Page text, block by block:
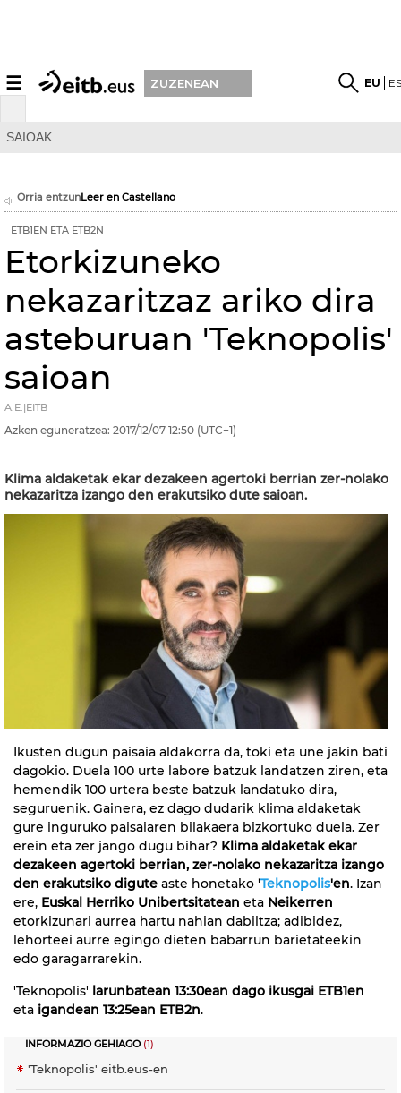
☰ ZUZENEAN EU
SAIOAK
Orria entzunLeer en Castellano
ETB1EN ETA ETB2N
Etorkizuneko
nekazaritzaz ariko dira
asteburuan 'Teknopolis'
saioan
A.E.|EITB
Azken eguneratzea: 2017/12/07 12:50 (UTC+1)
Klima aldaketak ekar dezakeen agertoki berrian zer-nolako
nekazaritza izango den erakutsiko dute saioan.
Ikusten dugun paisaia aldakorra da, toki eta une jakin bati
dagokio. Duela 100 urte labore batzuk landatzen ziren, eta
hemendik 100 urtera beste batzuk landatuko dira,
seguruenik. Gainera, ez dago dudarik klima aldaketak
gure inguruko paisaiaren bilakaera bizkortuko duela. Zer
erein eta zer jango dugu bihar? Klima aldaketak ekar
dezakeen agertoki berrian, zer-nolako nekazaritza izango
den erakutsiko digute aste honetako 'Teknopolis'en. Izan
ere, Euskal Herriko Unibertsitatean eta Neikerren
etorkizunari aurrea hartu nahian dabiltza; adibidez,
lehorteei aurre egingo dieten babarrun barietateekin
edo garagarrarekin.
'Teknopolis' larunbatean 13:30ean dago ikusgai ETB1en
eta igandean 13:25ean ETB2n.
INFORMAZIO GEHIAGO(1)
'Teknopolis' eitb.eus-en